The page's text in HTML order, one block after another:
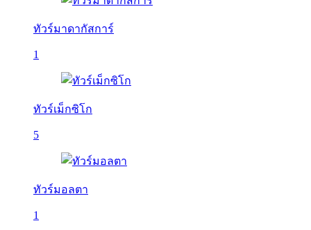
ทัวร์มาดากัสการ์
1
ทัวร์เม็กซิโก
5
ทัวร์มอลตา
1